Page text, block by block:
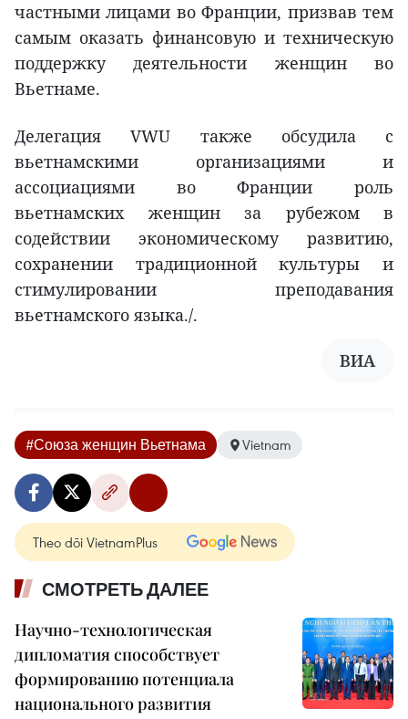
частными лицами во Франции, призвав тем
самым оказать финансовую и техническую
поддержку деятельности женщин во
Вьетнаме.
Делегация VWU также обсудила с
вьетнамскими организациями и
ассоциациями во Франции роль
вьетнамских женщин за рубежом в
содействии экономическому развитию,
сохранении традиционной культуры и
стимулировании преподавания
вьетнамского языка./.
ВИА
#Союза женщин Вьетнама Vietnam
Theo dõi VietnamPlus
СМОТРЕТЬ ДАЛЕЕ
Научно-технологическая
дипломатия способствует
формированию потенциала
национального развития